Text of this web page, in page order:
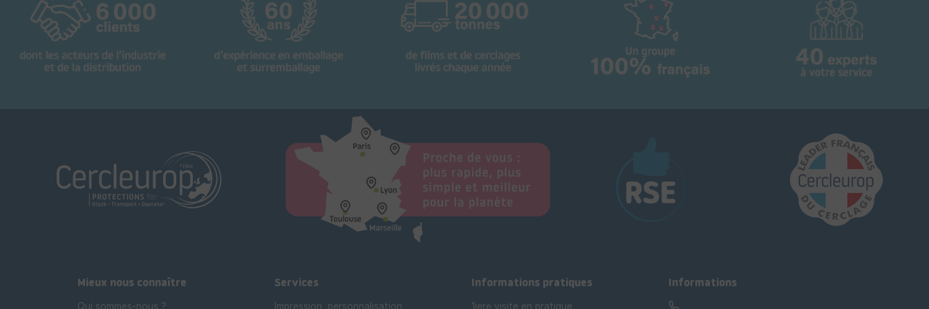
Mieux nous connaître
Qui sommes-nous ?
Services
Impression, personnalisation
Informations pratiques
1iere visite en pratique
Informations